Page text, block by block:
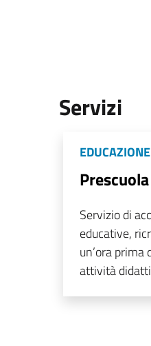
Servizi
Prescuola
Servizio di
educative,
un’ora prima
attività